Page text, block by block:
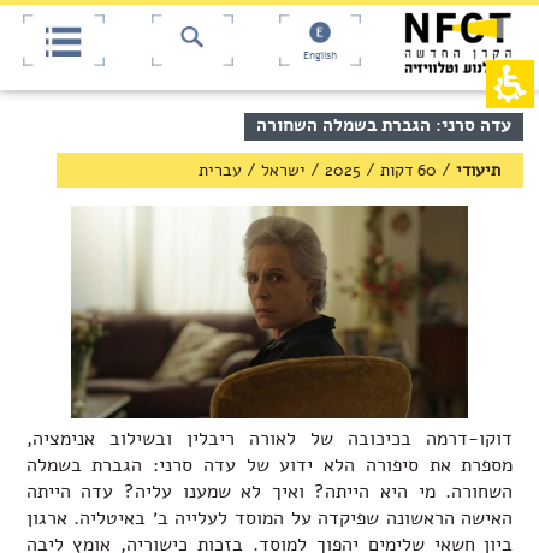
תחילתו
אינטרנט,
לחץ
אנטר
כדי
לאזור
ראש
באפשרותך
ללחוץ
אנטר
כדי
לדלג
English
תוכן
מרכזי,
באפשרותך
ללחוץ
עדה סרני: הגברת בשמלה השחורה
תיעודי / 60 דקות /
2025
/ ישראל / עברית
דוקו-דרמה בכיכובה של לאורה ריבלין ובשילוב אנימציה,
מספרת את סיפורה הלא ידוע של עדה סרני: הגברת בשמלה
השחורה. מי היא הייתה? ואיך לא שמענו עליה? עדה הייתה
האישה הראשונה שפיקדה על המוסד לעלייה ב׳ באיטליה. ארגון
ביון חשאי שלימים יהפוך למוסד. בזכות כישוריה, אומץ ליבה